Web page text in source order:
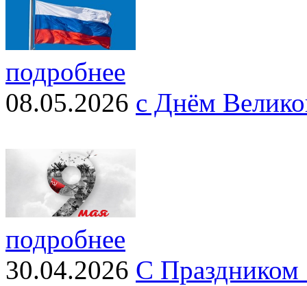
подробнее
08.05.2026 с Днём
подробнее
30.04.2026 С